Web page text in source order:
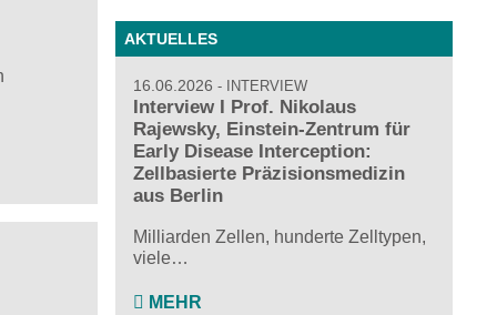
AKTUELLES
16.06.2026 INTERVIEW
Interview I Prof. Nikolaus
Rajewsky, Einstein-Zentrum für
Early Disease Interception:
Zellbasierte Präzisionsmedizin
aus Berlin
Milliarden Zellen, hunderte Zelltypen,
viele…
MEHR